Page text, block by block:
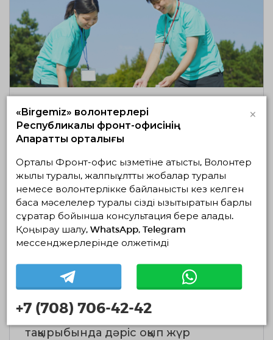
Волонтерлік көшбасшылық
қасиеттерді қалай дамытады?
ТОЛЫҒЫРАҚ
Волонтерлер автобустарда экология
тақырыбында дәріс оқып жүр
«Birgemiz» волонтерлері
Республикалық фронт-офисінің
Ақпараттық орталығы
×
Орталық Фронт-офис қызметіне қатысты, Волонтер
жылы туралы, жалпыұлттық жобалар туралы
немесе волонтерлікке байланысты кез келген
басқа мәселелер туралы сізді қызықтыратын барлық
сұрақтар бойынша консультация бере алады.
Қоңырау шалу, WhatsApp, Telegram
мессенджерлерінде қолжетімді
+7 (708) 706-42-42